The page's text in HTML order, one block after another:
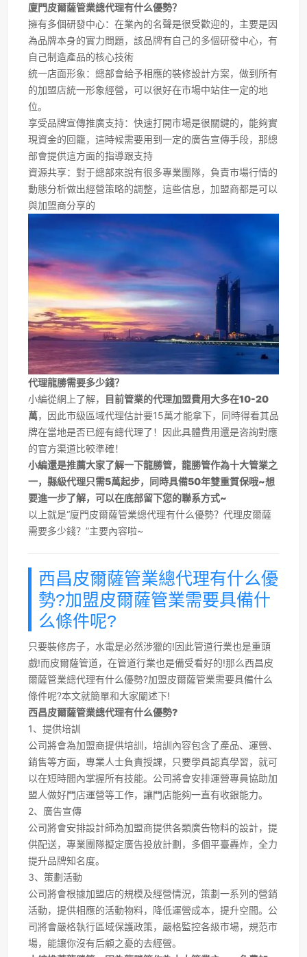
廈門皮爾薩管業總代理有什么優勢？
擁有多個研發中心：在業內的名聲是很受歡迎的，主要是因
為品牌本身的實力問題，該品牌有自己的多個研發中心，有
自己制造產品的核心技術
統一店面形象：總部會給予相應的裝修設計方案，做到所有
的加盟店統一形象經營，可以很好在市場中站住一定的地
位。
享受品牌宣傳推廣支持：快速打開市場是很關鍵的，能夠實
現資金的回籠，這時候需要用到一定的廣告宣傳手段，那總
部會提供這方面的指導跟支持
資源共享：對于總部來說有很多專業團隊，負責市場行情的
動態分析做出經營策略的調整，這些信息，加盟商都是可以
與加盟商分享的
代理龍勝需要多少錢？
小編從網上了解，
目前管業的代理加盟費用大多在10-20
萬，因此市級區域代理估計要15萬才能拿下，同時得看其品
牌在當地是否已經有總代理了！因此具體費用還是咨詢對應
的官方渠道比較準確！
小編還是推薦大家了解一下龍勝管，龍勝管作為十大管業之
一，縣級代理只需5萬起步，同時具備50年雙重質保哦~想
要進一步了解，可以在底部留下您的聯系方式~
以上就是“廈門皮爾薩管業總代理有什么優勢？代理皮爾薩
需要多少錢？”主要內容啦~
西昌皮爾薩管業總代理有什么優
勢?加盟皮爾薩管業需要具備什
么條件呢?
只要裝修房子，水電是必然涉獵的!因此管道行業也是重頭
戲!而皮爾薩管道，在管道行業也是備受看好的!那么西昌皮
爾薩管業總代理有什么優勢?加盟皮爾薩管業需要具備什么
條件呢?本文就簡單和大家闡述下!
西昌皮爾薩管業總代理有什么優勢?
1、提供培訓
公司將會為加盟商提供培訓，培訓內容包含了產品、運營、
銷售等方面，專業人士負責授課，只要學員認真學習，就可
以在短時間內掌握所有技能。公司將會安排運營專員協助加
盟人做好門店運營等工作，讓門店能夠一直有收銀能力。
2、廣告宣傳
公司將會安排設計師為加盟商提供各類廣告物料的設計，提
供配送，專業團隊擬定廣告投放計劃，多個平臺轟炸，全力
提升品牌知名度。
3、策劃活動
公司將會根據加盟店的規模及經營情況，策劃一系列的營銷
活動，提供相應的活動物料，降低運營成本，提升空間。公
司將會嚴格執行區域保護政策，嚴格監控各級市場，規范市
場，能讓你沒有后顧之憂的去經營。